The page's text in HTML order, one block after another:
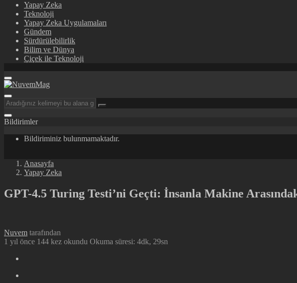
Yapay Zeka
Teknoloji
Yapay Zeka Uygulamaları
Gündem
Sürdürülebilirlik
Bilim ve Dünya
Çiçek ile Teknoloji
Bildirimler
Bildiriminiz bulunmamaktadır.
Anasayfa
Yapay Zeka
GPT-4.5 Turing Testi’ni Geçti: İnsanla Makine
Nuvem tarafından
1 yıl önce 144 kez okundu Okuma süresi: 4dk, 29sn